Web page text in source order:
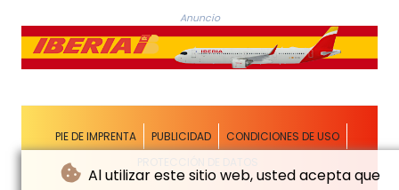
Al utilizar este sitio web, usted acepta que
Anuncio
PIE DE IMPRENTA PUBLICIDAD
CONDICIONES DE USO